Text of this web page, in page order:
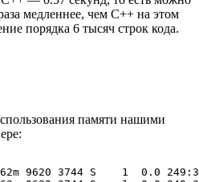
медленнее, чем C++ на этом
порядка 6 тысяч строк кода.
памяти нашими
9620 3744 S    1  0.0